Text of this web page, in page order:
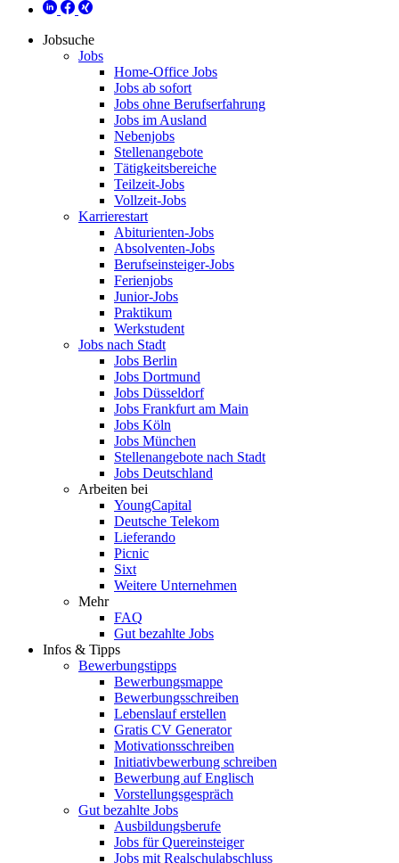
Jobsuche
Jobs
Home-Office Jobs
Jobs ab sofort
Jobs ohne Berufserfahrung
Jobs im Ausland
Nebenjobs
Stellenangebote
Tätigkeitsbereiche
Teilzeit-Jobs
Vollzeit-Jobs
Karrierestart
Abiturienten-Jobs
Absolventen-Jobs
Berufseinsteiger-Jobs
Ferienjobs
Junior-Jobs
Praktikum
Werkstudent
Jobs nach Stadt
Jobs Berlin
Jobs Dortmund
Jobs Düsseldorf
Jobs Frankfurt am Main
Jobs Köln
Jobs München
Stellenangebote nach Stadt
Jobs Deutschland
Arbeiten bei
YoungCapital
Deutsche Telekom
Lieferando
Picnic
Sixt
Weitere Unternehmen
Mehr
FAQ
Gut bezahlte Jobs
Infos & Tipps
Bewerbungstipps
Bewerbungsmappe
Bewerbungsschreiben
Lebenslauf erstellen
Gratis CV Generator
Motivationsschreiben
Initiativbewerbung schreiben
Bewerbung auf Englisch
Vorstellungsgespräch
Gut bezahlte Jobs
Ausbildungsberufe
Jobs für Quereinsteiger
Jobs mit Realschulabschluss